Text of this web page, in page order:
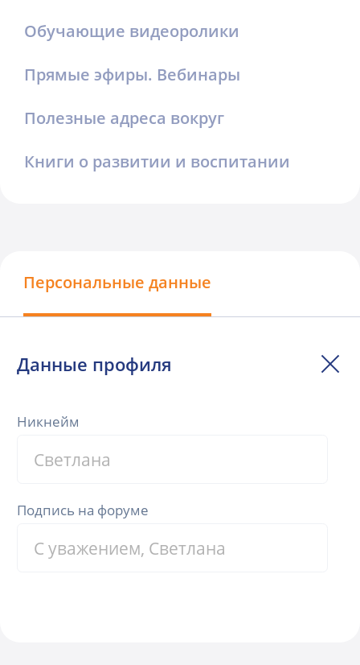
Обучающие видеоролики
Прямые эфиры. Вебинары
Полезные адреса вокруг
Книги о развитии и воспитании
Персональные данные
Данные профиля
Никнейм
Подпись на форуме